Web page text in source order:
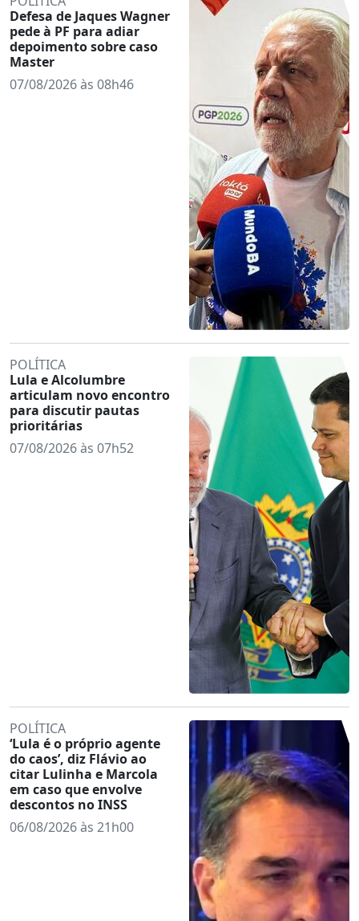
Defesa de Jaques Wagner
pede à PF para adiar
depoimento sobre caso
Master
07/08/2026 às 08h46
POLÍTICA
Lula e Alcolumbre
articulam novo encontro
para discutir pautas
prioritárias
07/08/2026 às 07h52
POLÍTICA
‘Lula é o próprio agente
do caos’, diz Flávio ao
citar Lulinha e Marcola
em caso que envolve
descontos no INSS
06/08/2026 às 21h00